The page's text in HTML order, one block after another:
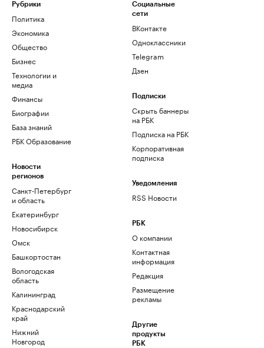
Рубрики
Политика
Экономика
Общество
Бизнес
Технологии и
медиа
Финансы
Биографии
База знаний
РБК Образование
Новости
регионов
Санкт-Петербург
и область
Екатеринбург
Новосибирск
Омск
Башкортостан
Вологодская
область
Калининград
Краснодарский
край
Нижний
Новгород
Социальные
сети
ВКонтакте
Одноклассники
Telegram
Дзен
Подписки
Скрыть баннеры
на РБК
Подписка на РБК
Корпоративная
подписка
Уведомления
RSS Новости
РБК
О компании
Контактная
информация
Редакция
Размещение
рекламы
Другие
продукты
РБК